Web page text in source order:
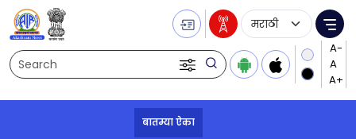
Search
Language
बातम्या ऐका